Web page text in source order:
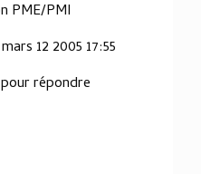
PME/PMI
12 2005 17:55
répondre